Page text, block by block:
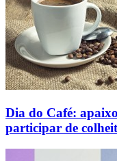
Dia do Café:
participar de